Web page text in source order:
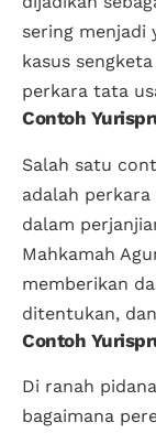
sering menjadi
kasus
perkara tata
Contoh
Salah satu
adalah
dalam
Mahkamah
memberikan
ditentukan,
Contoh
Di ranah
bagaimana